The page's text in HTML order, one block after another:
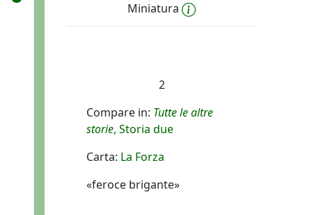
Miniatura
2
Compare in: Tutte le altre
storie, Storia due
Carta: La Forza
«feroce brigante»